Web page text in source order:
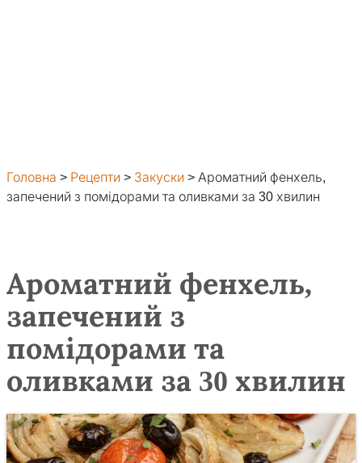
Головна > Рецепти > Закуски > Ароматний фенхель,
запечений з помідорами та оливками за 30 хвилин
Ароматний фенхель,
запечений з
помідорами та
оливками за 30 хвилин